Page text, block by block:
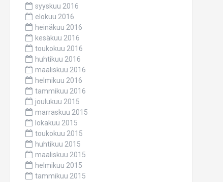
syyskuu 2016
elokuu 2016
heinäkuu 2016
kesäkuu 2016
toukokuu 2016
huhtikuu 2016
maaliskuu 2016
helmikuu 2016
tammikuu 2016
joulukuu 2015
marraskuu 2015
lokakuu 2015
toukokuu 2015
huhtikuu 2015
maaliskuu 2015
helmikuu 2015
tammikuu 2015